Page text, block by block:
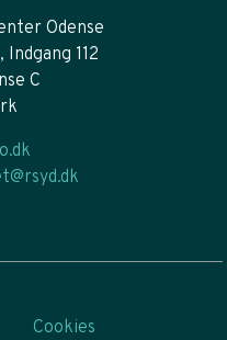
Odense
112
C
Cookies